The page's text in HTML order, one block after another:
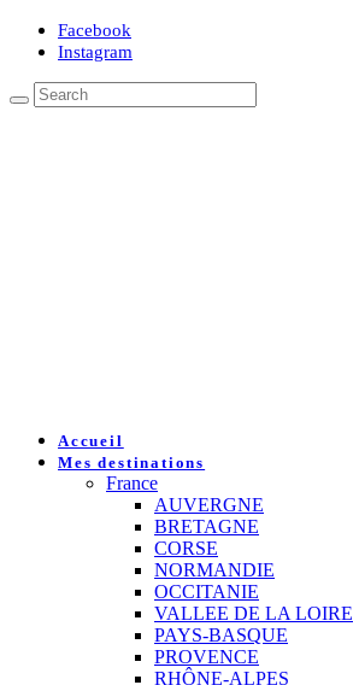
Facebook
Instagram
Accueil
Mes destinations
France
AUVERGNE
BRETAGNE
CORSE
NORMANDIE
OCCITANIE
VALLEE DE LA LOIRE
PAYS-BASQUE
PROVENCE
RHÔNE-ALPES